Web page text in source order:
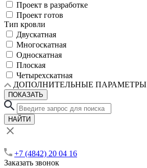
Проект в разработке
Проект готов
Тип кровли
Двускатная
Многоскатная
Односкатная
Плоская
Четырехскатная
ДОПОЛНИТЕЛЬНЫЕ ПАРАМЕТРЫ
ПОКАЗАТЬ
НАЙТИ
+7 (4842) 20 04 16
Заказать звонок